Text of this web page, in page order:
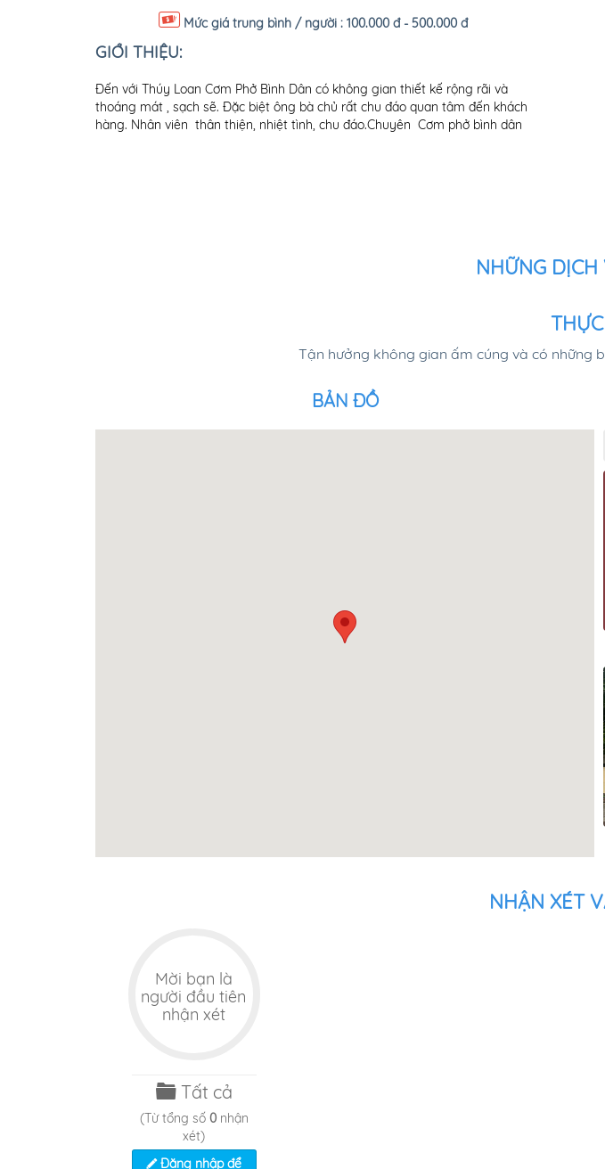
Mức giá trung bình / người : 100.000 đ - 500.000 đ
GIỚI THIỆU:
Đến với Thúy Loan Cơm Phở Bình Dân có không gian thiết kế rộng rãi và
thoáng mát , sạch sẽ. Đặc biệt ông bà chủ rất chu đáo quan tâm đến khách
hàng. Nhân viên thân thiện, nhiệt tình, chu đáo.Chuyên Cơm phở bình dân
NHỮNG
Tận hưởng không gian ấm cúng và có những
BẢN ĐỒ
NHẬN XÉT
Mời bạn là
người đầu tiên
nhận xét
Tất cả
(Từ tổng số 0nhận
xét)
Đăng nhập để